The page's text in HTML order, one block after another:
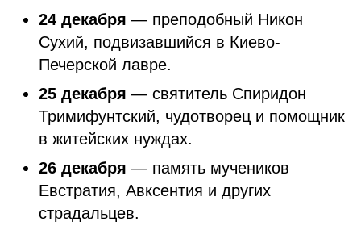
24 декабря — преподобный Никон
Сухий, подвизавшийся в Киево-
Печерской лавре.
25 декабря — святитель Спиридон
Тримифунтский, чудотворец и помощник
в житейских нуждах.
26 декабря — память мучеников
Евстратия, Авксентия и других
страдальцев.